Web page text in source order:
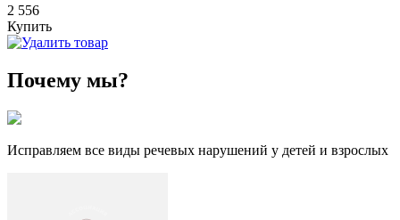
2 556
Купить
Почему мы?
Исправляем все виды речевых нарушений у детей и взрослых